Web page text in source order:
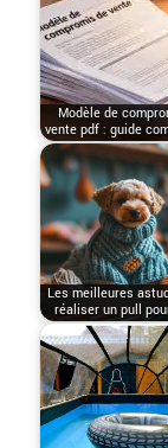
Modèle de
vente pdf : guide
Les meilleures
réaliser un pull